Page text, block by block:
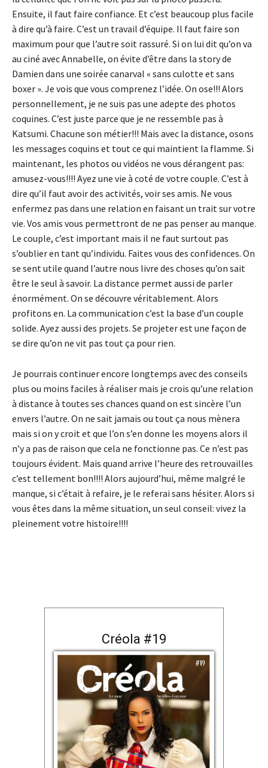
Ensuite, il faut faire confiance. Et c’est beaucoup plus facile
à dire qu’à faire. C’est un travail d’équipe. Il faut faire son
maximum pour que l’autre soit rassuré. Si on lui dit qu’on va
au ciné avec Annabelle, on évite d’être dans la story de
Damien dans une soirée canarval « sans culotte et sans
boxer ». Je vois que vous comprenez l’idée. On ose!!! Alors
personnellement, je ne suis pas une adepte des photos
coquines. C’est juste parce que je ne ressemble pas à
Katsumi. Chacune son métier!!! Mais avec la distance, osons
les messages coquins et tout ce qui maintient la flamme. Si
maintenant, les photos ou vidéos ne vous dérangent pas:
amusez-vous!!!! Ayez une vie à coté de votre couple. C’est à
dire qu’il faut avoir des activités, voir ses amis. Ne vous
enfermez pas dans une relation en faisant un trait sur votre
vie. Vos amis vous permettront de ne pas penser au manque.
Le couple, c’est important mais il ne faut surtout pas
s’oublier en tant qu’individu. Faites vous des confidences. On
se sent utile quand l’autre nous livre des choses qu’on sait
être le seul à savoir. La distance permet aussi de parler
énormément. On se découvre véritablement. Alors
profitons en. La communication c’est la base d’un couple
solide. Ayez aussi des projets. Se projeter est une façon de
se dire qu’on ne vit pas tout ça pour rien.
Je pourrais continuer encore longtemps avec des conseils
plus ou moins faciles à réaliser mais je crois qu’une relation
à distance à toutes ses chances quand on est sincère l’un
envers l’autre. On ne sait jamais ou tout ça nous mènera
mais si on y croit et que l’on s’en donne les moyens alors il
n’y a pas de raison que cela ne fonctionne pas. Ce n’est pas
toujours évident. Mais quand arrive l’heure des retrouvailles
c’est tellement bon!!!! Alors aujourd’hui, même malgré le
manque, si c’était à refaire, je le referai sans hésiter. Alors si
vous êtes dans la même situation, un seul conseil: vivez la
pleinement votre histoire!!!!
Créola #19